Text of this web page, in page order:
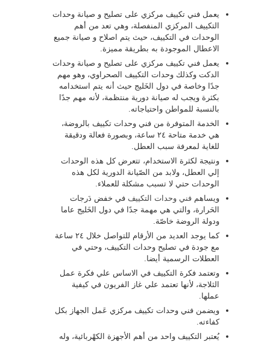
يعمل فني تكييف مركزي على تصليح و صيانة وحدات
التكييف المركزي المنفصلة، وهي تعد من أهم
الوحدات في التكييف، حيث يتم اصلاح و صيانة جميع
الاعطال الموجودة به بطريقة مميزة.
يعمل فني تكييف مركزي على تصليح و صيانة وحدات
الدكت وكذلك وحدات التكييف الصحراوي، وهو مهم
جدًا وخاصة في دول الخَليج حيث أنه يتم استخدامه
بكثرة ويجب له صيانة دورية منتظمة، لأنه مهم جدًا
بالنسبة للمواطن واحتياجاته.
الخدمة المتوفرة من فني وحدات تكييف بالروضة،
هي خدمة متاحة ٢٤ ساعة، وبصورة فعالة ودقيقة
للغاية لمعرفة سبب العطل.
ونتيجة لكثرة الاستخدام، تتعرض كل هذه الوحدات
إلي العطل، ولابد من الصّيانة الدورية لكل هذه
الوحدات حتي لا تسبب مشكلة للعملاء.
ويساهم فني وحدات التكييف في خفض دَرجات
الحَرارة، والتي هي مهمة جدًا في دول الخَليج عاما
ودولة الروضة خاصّة.
كما يوجد العديد من الأرقام للتواصل خلال ٢٤ ساعة
مع جودة في تصليح وحدات التكييف، وحتي في
العطلات الرسمية أيضا.
وتعتمد فكرة التكييف في الاساس علي فكرة عمل
الثلاجة، لأنها تعتمد علي غاز الفريون في كيفية
عملها.
ويضمن فني وحدات تكييف مركزي عَمل الجهاز بكل
كفاءته.
يُعتبر التكييف واحد من أهم الأجهزة الكهْربائية، وله